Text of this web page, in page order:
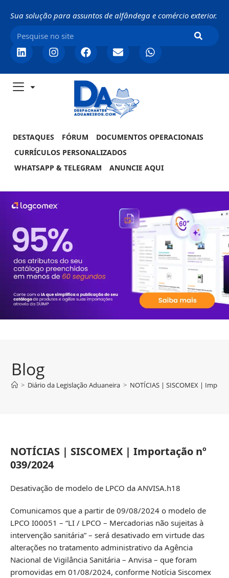
Sua solução para assuntos de alfândega e comércio exterior.
DESTAQUES FÓRUM
DOCUMENTOS OPERACIONAIS
CURRÍCULOS PERSONALIZADOS
WHATSAPP & TELEGRAM
ANUNCIE AQUI
Blog
> Diário da Legislação Aduaneira > NOTÍCIAS | SISCOMEX |
NOTÍCIAS | SISCOMEX | Importação nº
039/2024
Desativação de modelo de LPCO da ANVISA.h18
Comunicamos que a partir de 09/08/2024 o modelo de
LPCO I00051 – “LI / LPCO – Mercadorias não sujeitas à
intervenção sanitária” – será desativado em virtude das
alterações no tratamento administrativo da Agência
Nacional de Vigilância Sanitária – Anvisa – que foram
promovidas em 01/08/2024, conforme Notícia Siscomex